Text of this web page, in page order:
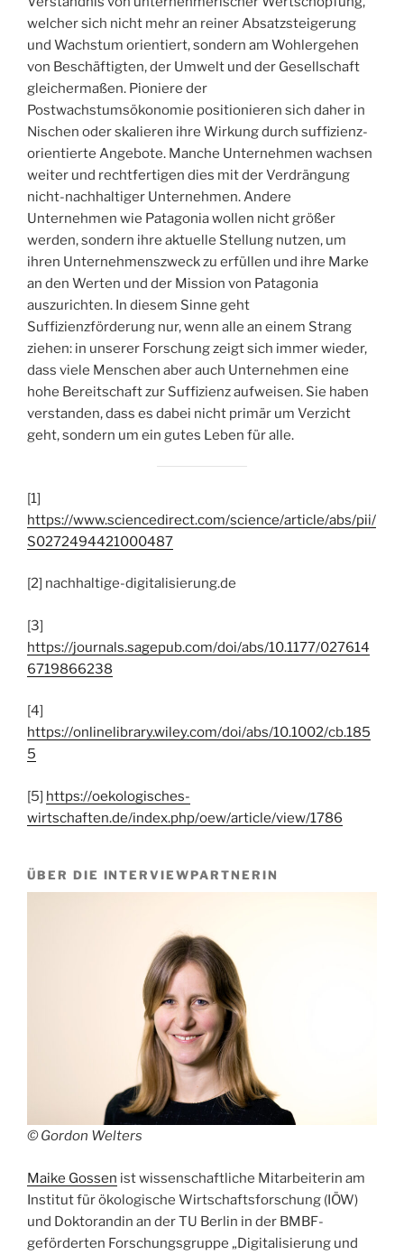
welcher sich nicht mehr an reiner Absatzsteigerung
und Wachstum orientiert, sondern am Wohlergehen
von Beschäftigten, der Umwelt und der Gesellschaft
gleichermaßen. Pioniere der
Postwachstumsökonomie positionieren sich daher in
Nischen oder skalieren ihre Wirkung durch suffizienz-
orientierte Angebote. Manche Unternehmen wachsen
weiter und rechtfertigen dies mit der Verdrängung
nicht-nachhaltiger Unternehmen. Andere
Unternehmen wie Patagonia wollen nicht größer
werden, sondern ihre aktuelle Stellung nutzen, um
ihren Unternehmenszweck zu erfüllen und ihre Marke
an den Werten und der Mission von Patagonia
auszurichten. In diesem Sinne geht
Suffizienzförderung nur, wenn alle an einem Strang
ziehen: in unserer Forschung zeigt sich immer wieder,
dass viele Menschen aber auch Unternehmen eine
hohe Bereitschaft zur Suffizienz aufweisen. Sie haben
verstanden, dass es dabei nicht primär um Verzicht
geht, sondern um ein gutes Leben für alle.
[1]
https://www.sciencedirect.com/science/article/abs/pii/
S0272494421000487
[2] nachhaltige-digitalisierung.de
[3]
https://journals.sagepub.com/doi/abs/10.1177/027614
6719866238
[4]
https://onlinelibrary.wiley.com/doi/abs/10.1002/cb.185
5
[5] https://oekologisches-
wirtschaften.de/index.php/oew/article/view/1786
ÜBER DIE INTERVIEWPARTNERIN
© Gordon Welters
Maike Gossen ist wissenschaftliche Mitarbeiterin am
Institut für ökologische Wirtschaftsforschung (IÖW)
und Doktorandin an der TU Berlin in der BMBF-
geförderten Forschungsgruppe „Digitalisierung und